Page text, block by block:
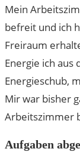
Mein
befreit und ich
Freiraum
Energie ich aus
Energieschub,
Mir war bisher
Arbeitszimmer
Aufgaben